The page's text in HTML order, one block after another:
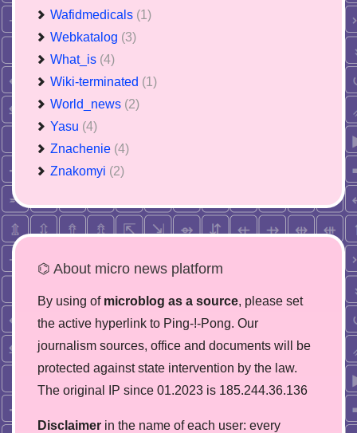
Wafidmedicals (1)
Webkatalog (3)
What_is (4)
Wiki-terminated (1)
World_news (2)
Yasu (4)
Znachenie (4)
Znakomyi (2)
⌬ About micro news platform
By using of microblog as a source, please set
the active hyperlink to Ping-!-Pong. Our
journalism sources, office and documents will be
protected against state intervention by the law.
The original IP since 01.2023 is 185.244.36.136
Disclaimer in the name of each user: every